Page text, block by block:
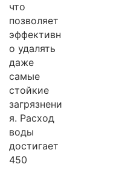
что
позволяет
эффективн
о удалять
даже
самые
стойкие
загрязнени
я. Расход
воды
достигает
450